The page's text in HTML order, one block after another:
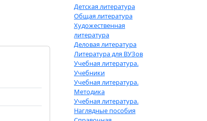
Детская литература
Общая литература
Художественная
литература
Деловая литература
Литература для ВУЗов
Учебная литература.
Учебники
Учебная литература.
Методика
Учебная литература.
Наглядные пособия